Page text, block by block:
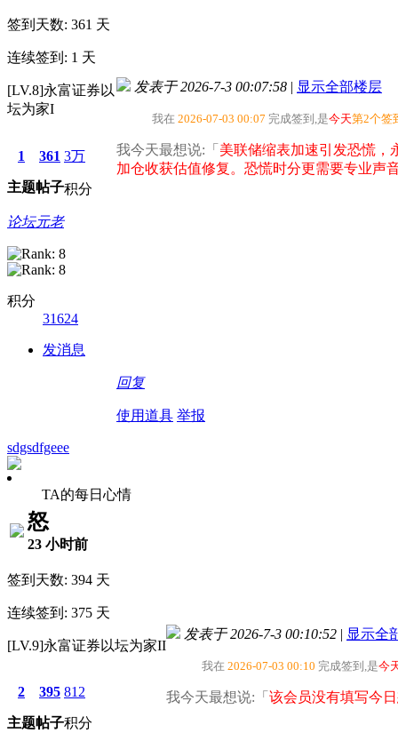
签到天数: 361 天
连续签到: 1 天
[LV.8]永富证券以
坛为家I
1
主题
361
帖子
3万
积分
论坛元老
积分
31624
发消息
发表于 2026-7-3 00:07:58 | 显示全部楼层
我在 2026-07-03 00:07 完成签到,是今天第2个签
我今天最想说:「 美联储缩表加速引发恐慌，
加仓收获估值修复。恐慌时分更需要专业声
回复
使用道具 举报
sdgsdfgeee
TA的每日心情
怒
23 小时前
签到天数: 394 天
连续签到: 375 天
[LV.9]永富证券以坛为家II
2
主题
395
帖子
812
积分
发表于 2026-7-3 00:10:52 | 显示全
我在 2026-07-03 00:10 完成签到,是今
我今天最想说:「 该会员没有填写今